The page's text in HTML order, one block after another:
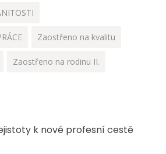
Zaostřeno na kvalitu
Zaostřeno na rodinu II.
k nové profesní cestě